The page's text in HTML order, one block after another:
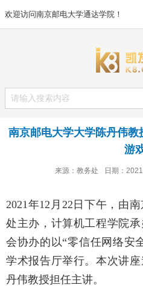
欢迎访问南京邮电大学通达学院！
南京邮电大学大学陈丹伟
游
来源：教务处 日期：
2021年12月22日下午，由
处主办，计算机工程学院
会协办的以“零信任网络安
学术报告厅举行。本次讲
丹伟教授担任主讲。